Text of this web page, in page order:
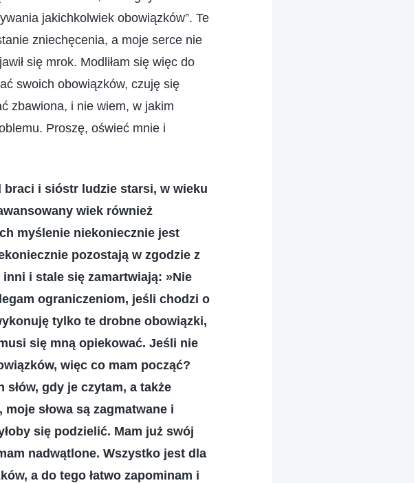
jakichkolwiek obowiązków”. Te
zniechęcenia, a moje serce nie
się mrok. Modliłam się więc do
swoich obowiązków, czuję się
zbawiona, i nie wiem, w jakim
Proszę, oświeć mnie i
braci i sióstr ludzie starsi, w wieku
wiek również
myślenie niekoniecznie jest
pozostają w zgodzie z
i stale się zamartwiają: »Nie
ograniczeniom, jeśli chodzi o
tylko te drobne obowiązki,
się mną opiekować. Jeśli nie
więc co mam począć?
gdy je czytam, a także
słowa są zagmatwane i
się podzielić. Mam już swój
nadwątlone. Wszystko jest dla
a do tego łatwo zapominam i